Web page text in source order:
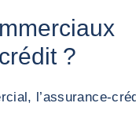
?
l’assurance-